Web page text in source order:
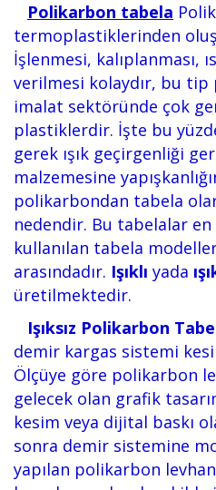
Polikarbon tabela
termoplastiklerinden
İşlenmesi, kalıplanması,
verilmesi kolaydır, bu
imalat sektöründe çok
plastiklerdir. İşte bu
gerek ışık geçirgenliği
malzemesine
polikarbondan tabela
nedendir. Bu tabelalar
kullanılan tabela
arasındadır. Işıklı yada
üretilmektedir.
Işıksız Polikarbon
demir kargas sistemi
Ölçüye göre polikarbon
gelecek olan grafik
kesim veya dijital baskı
sonra demir sistemine
yapılan polikarbon